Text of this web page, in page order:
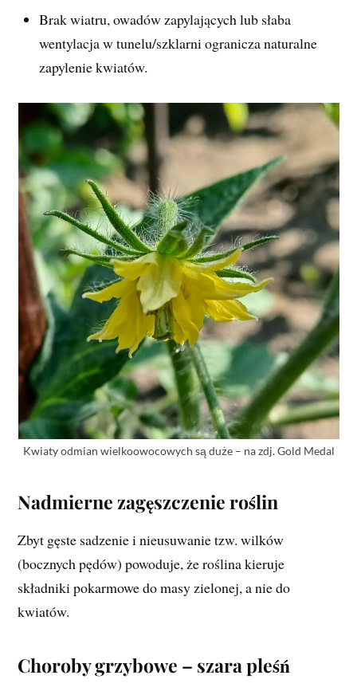
Brak wiatru, owadów zapylających lub słaba
wentylacja w tunelu/szklarni ogranicza naturalne
zapylenie kwiatów.
Kwiaty odmian wielkoowocowych są duże – na zdj. Gold Medal
Nadmierne zagęszczenie roślin
Zbyt gęste sadzenie i nieusuwanie tzw. wilków
(bocznych pędów) powoduje, że roślina kieruje
składniki pokarmowe do masy zielonej, a nie do
kwiatów.
Choroby grzybowe – szara pleśń